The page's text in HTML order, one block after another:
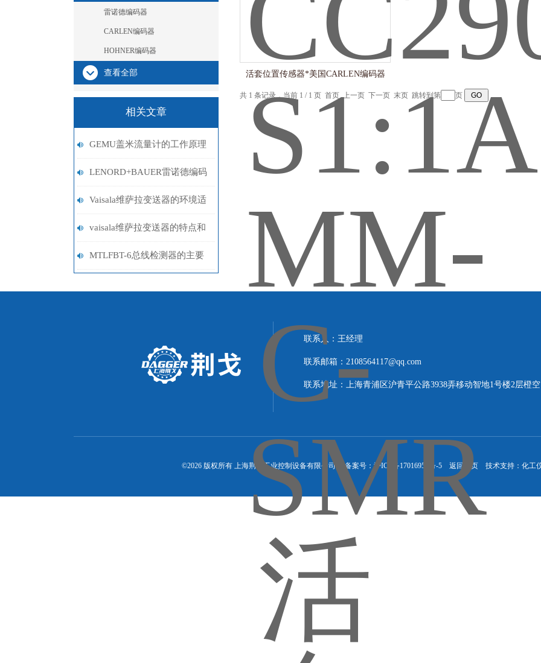
雷诺德编码器
CARLEN编码器
HOHNER编码器
查看全部
相关文章
GEMU盖米流量计的工作原理
与应用领域分析
LENORD+BAUER雷诺德编码
器在伺服电机与数控机床上的
安装与对中技巧
Vaisala维萨拉变送器的环境适
应性和防护等级分析
vaisala维萨拉变送器的特点和
主要作用是什么
MTLFBT-6总线检测器的主要
活套位置传感器*美国CARLEN编码器
共 1 条记录，当前 1 / 1 页 首页 上一页 下一页 末页 跳转到第 页
联系人：王经理
联系邮箱：2108564117@qq.com
联系地址：上海青浦区沪青平公路3938弄移动智地1号楼2层橙
©2026 版权所有 上海荆戈工业控制设备有限公司 备案号：沪ICP备17016957号-5 返回首页技术支持： 化工